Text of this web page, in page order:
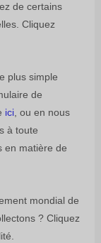
de certains
Cliquez
plus simple
de
ici, ou en nous
à toute
en matière de
mondial de
? Cliquez